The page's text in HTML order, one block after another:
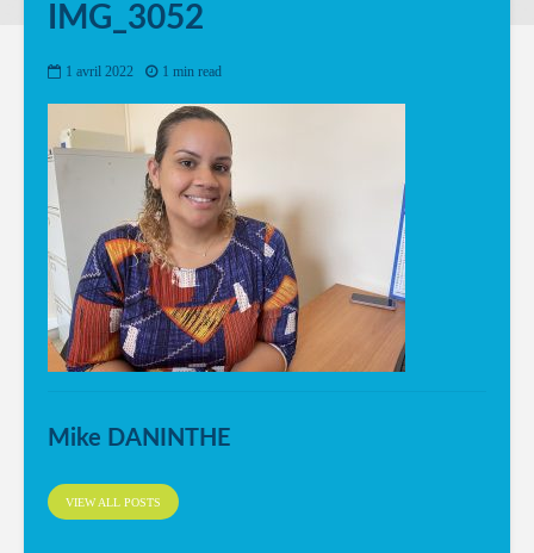
IMG_3052
1 avril 2022 1 min read
Mike DANINTHE
VIEW ALL POSTS